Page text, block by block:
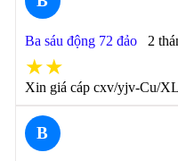
Ba sáu động 72 đảo 2
★★
Xin giá cáp cxv/yjv-Cu/
B